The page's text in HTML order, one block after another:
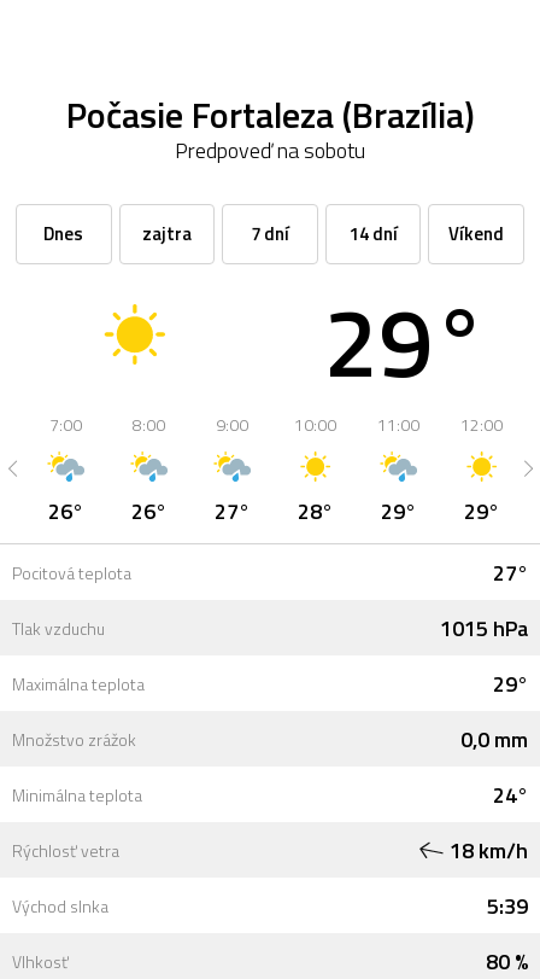
Počasie Fortaleza (Brazília)
Predpoveď na sobotu
Dnes zajtra 7 dní 14 dní Víkend
29°
7:00
26°
8:00
26°
9:00
27°
10:00
28°
11:00
29°
12:00
29°
Pocitová teplota 27°
Tlak vzduchu 1015 hPa
Maximálna teplota 29°
Množstvo zrážok 0,0 mm
Minimálna teplota 24°
Rýchlosť vetra 18 km/h
Východ slnka 5:39
Vlhkosť 80 %